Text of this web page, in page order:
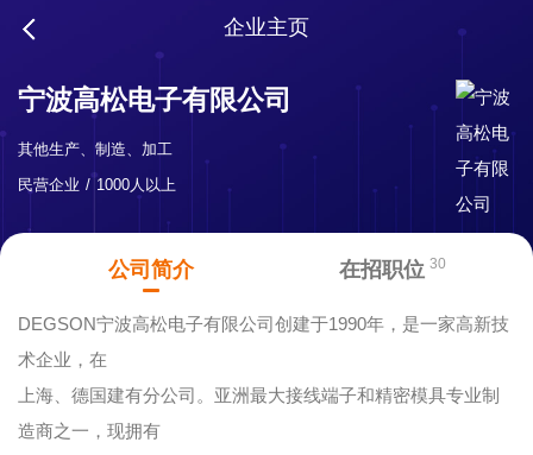
企业主页
宁波高松电子有限公司
其他生产、制造、加工
民营企业
1000人以上
公司简介 在招职位 30
DEGSON宁波高松电子有限公司创建于1990年，是一家高新技
术企业，在
上海、德国建有分公司。亚洲最大接线端子和精密模具专业制
造商之一，现拥有